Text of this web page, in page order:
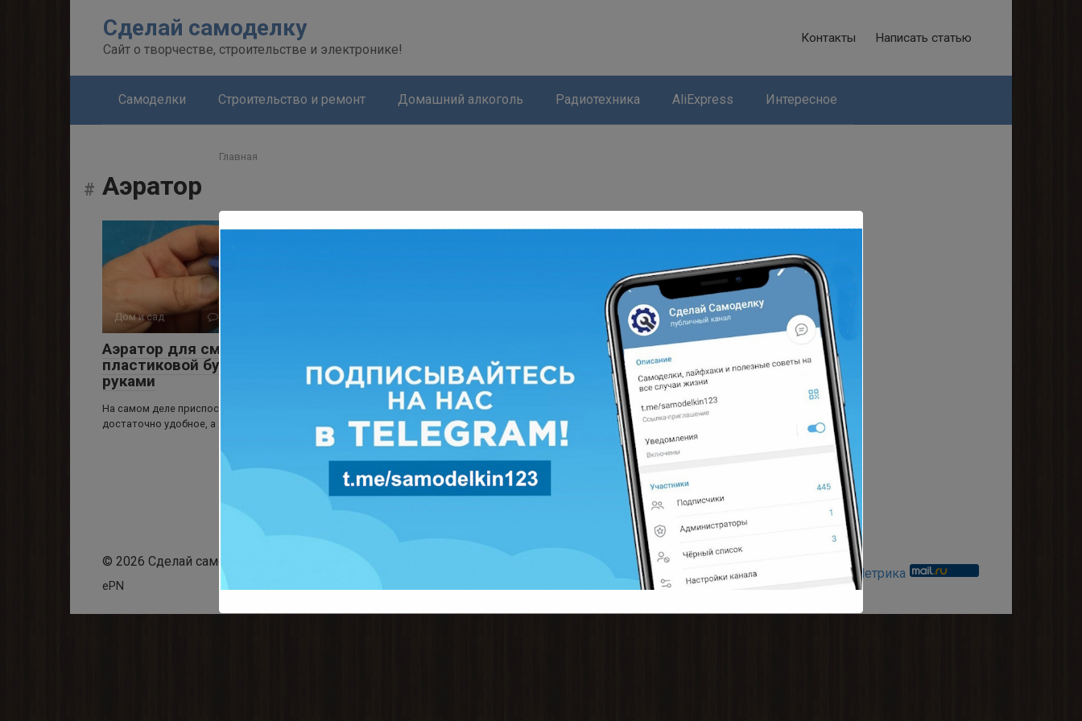
Сделай самоделку
Сайт о творчестве, строительстве и электронике!
Контакты Написать статью
Самоделки Строительство и ремонт Домашний алкоголь Радиотехника AliExpress Интересное
Главная
Аэратор
Дом и сад
Аэратор для смесителя из
пластиковой бутылки, своими
руками
На самом деле приспособление очень полезное и
достаточно удобное, а делается просто и быстро,
© 2026 Сделай самоделку
ePN